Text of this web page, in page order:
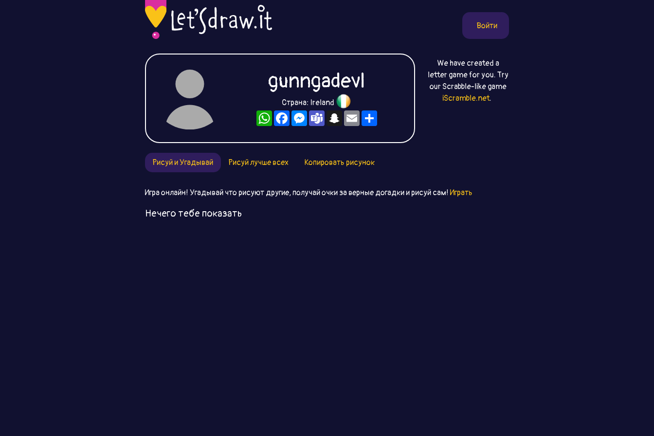
Войти
gunngadevl
Страна: Ireland
WhatsAppFacebookMessenger
TeamsSnapchat
EmailРесурс
We have created a
letter game for you. Try
our Scrabble-like game
iScramble.net.
Рисуй и Угадывай Рисуй лучше всех Копировать рисунок
Игра онлайн! Угадывай что рисуют другие, получай очки за верные догадки и рисуй сам! Играть
Нечего тебе показать